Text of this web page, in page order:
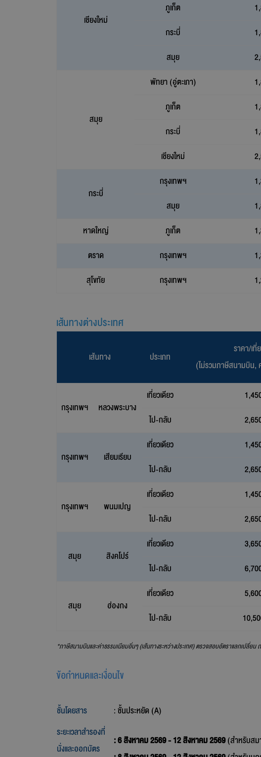
เชียงใหม่
ภูเก็ต
กระบี่
สมุย
สมุย
พัทยา (อู่ตะเภา)
ภูเก็ต
กระบี่
เชียงใหม่
กระบี่
กรุงเทพฯ
สมุย
หาดใหญ่
ภูเก็ต
ตราด
กรุงเทพฯ
สุโขทัย
กรุงเทพฯ
เส้นทางต่างประเทศ
เส้นทาง ประเภท
ราคา/เที่
(ไม่รวมภาษีสนามบิน,
กรุงเทพฯ หลวงพระบาง
เที่ยวเดียว
ไป-กลับ
กรุงเทพฯ เสียมเรียบ
เที่ยวเดียว
ไป-กลับ
กรุงเทพฯ พนมเปญ
เที่ยวเดียว
ไป-กลับ
สมุย สิงคโปร์
เที่ยวเดียว
ไป-กลับ
สมุย ฮ่องกง
เที่ยวเดียว
ไป-กลับ
*ภาษีสนามบินและค่าธรรมเนียมอิ่นๆ (เส้นทางระหว่างประเทศ) ตรวจสอบอัตราแลกเปลี่ย
ข้อกำหนดและเงื่อนไข
ชั้นโดยสาร
: ชั้นประหยัด (A)
ระยะเวลาสำรองที่
นั่งและออกบัตร
: 6 สิงหาคม 2569 - 12 สิงหาคม 2569(สำหรับส